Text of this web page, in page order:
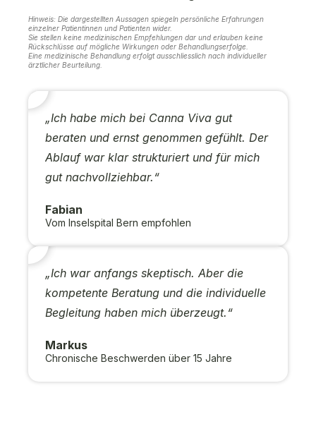
Hinweis: Die dargestellten Aussagen spiegeln persönliche Erfahrungen
einzelner Patientinnen und Patienten wider.
Sie stellen keine medizinischen Empfehlungen dar und erlauben keine
Rückschlüsse auf mögliche Wirkungen oder Behandlungserfolge.
Eine medizinische Behandlung erfolgt ausschliesslich nach individueller
ärztlicher Beurteilung.
„Ich habe mich bei Canna Viva gut
beraten und ernst genommen gefühlt. Der
Ablauf war klar strukturiert und für mich
gut nachvollziehbar.“
Fabian
Vom Inselspital Bern empfohlen
„Ich war anfangs skeptisch. Aber die
kompetente Beratung und die individuelle
Begleitung haben mich überzeugt.“
Markus
Chronische Beschwerden über 15 Jahre